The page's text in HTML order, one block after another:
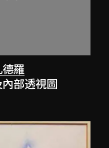
羅
部透視圖